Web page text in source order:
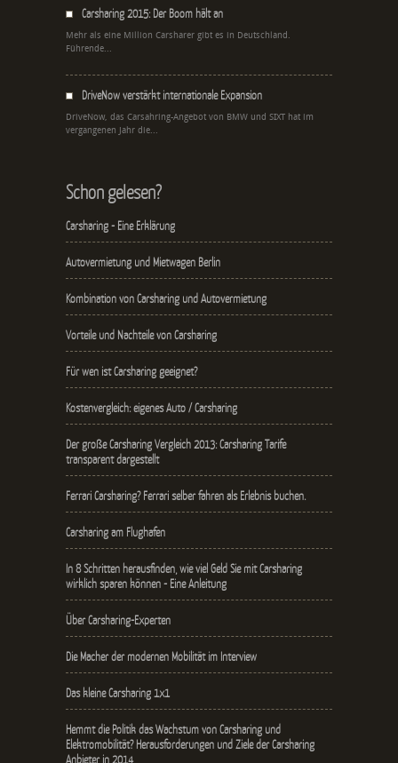
Carsharing 2015: Der Boom hält an
Mehr als eine Million Carsharer gibt es in Deutschland.
Führende...
DriveNow verstärkt internationale Expansion
DriveNow, das Carsahring-Angebot von BMW und SIXT hat im
vergangenen Jahr die...
Schon gelesen?
Carsharing - Eine Erklärung
Autovermietung und Mietwagen Berlin
Kombination von Carsharing und Autovermietung
Vorteile und Nachteile von Carsharing
Für wen ist Carsharing geeignet?
Kostenvergleich: eigenes Auto / Carsharing
Der große Carsharing Vergleich 2013: Carsharing Tarife
transparent dargestellt
Ferrari Carsharing? Ferrari selber fahren als Erlebnis buchen.
Carsharing am Flughafen
In 8 Schritten herausfinden, wie viel Geld Sie mit Carsharing
wirklich sparen können - Eine Anleitung
Über Carsharing-Experten
Die Macher der modernen Mobilität im Interview
Das kleine Carsharing 1x1
Hemmt die Politik das Wachstum von Carsharing und
Elektromobilität? Herausforderungen und Ziele der Carsharing
Anbieter in 2014